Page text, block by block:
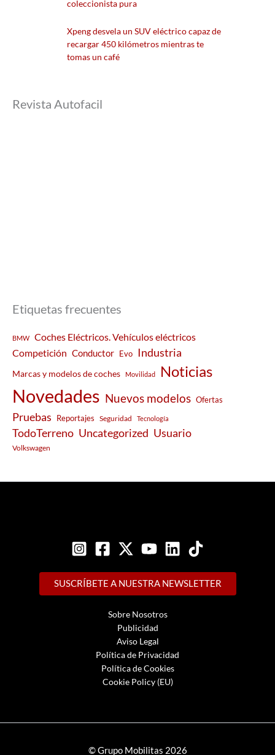
coleccionista pura
Xpeng desvela un SUV eléctrico capaz de
recargar 450 kilómetros mientras te
tomas un café
Revista Autofacil
Etiquetas frecuentes
BMW
Coches Eléctricos. Vehículos eléctricos
Competición Conductor Evo Industria
Marcas y modelos de coches Movilidad Noticias
Novedades Nuevos modelos Ofertas
Pruebas Reportajes Seguridad Tecnología
TodoTerreno Uncategorized Usuario
Volkswagen
SUSCRÍBETE A NUESTRA NEWSLETTER
Sobre Nosotros
Publicidad
Aviso Legal
Política de Privacidad
Política de Cookies
Cookie Policy (EU)
© Grupo Mobilitas 2026